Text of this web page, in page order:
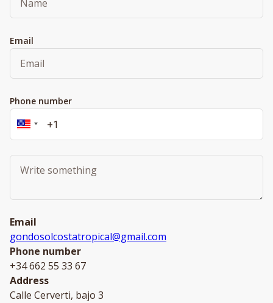
Email
Phone number
Email
gondosolcostatropical@gmail.com
Phone number
+34 662 55 33 67
Address
Calle Cerverti, bajo 3